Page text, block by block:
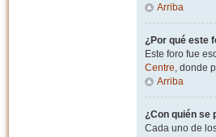
Arriba
¿Por qué este
Este foro fue
Centre, donde
Arriba
¿Con quién se
Cada uno de